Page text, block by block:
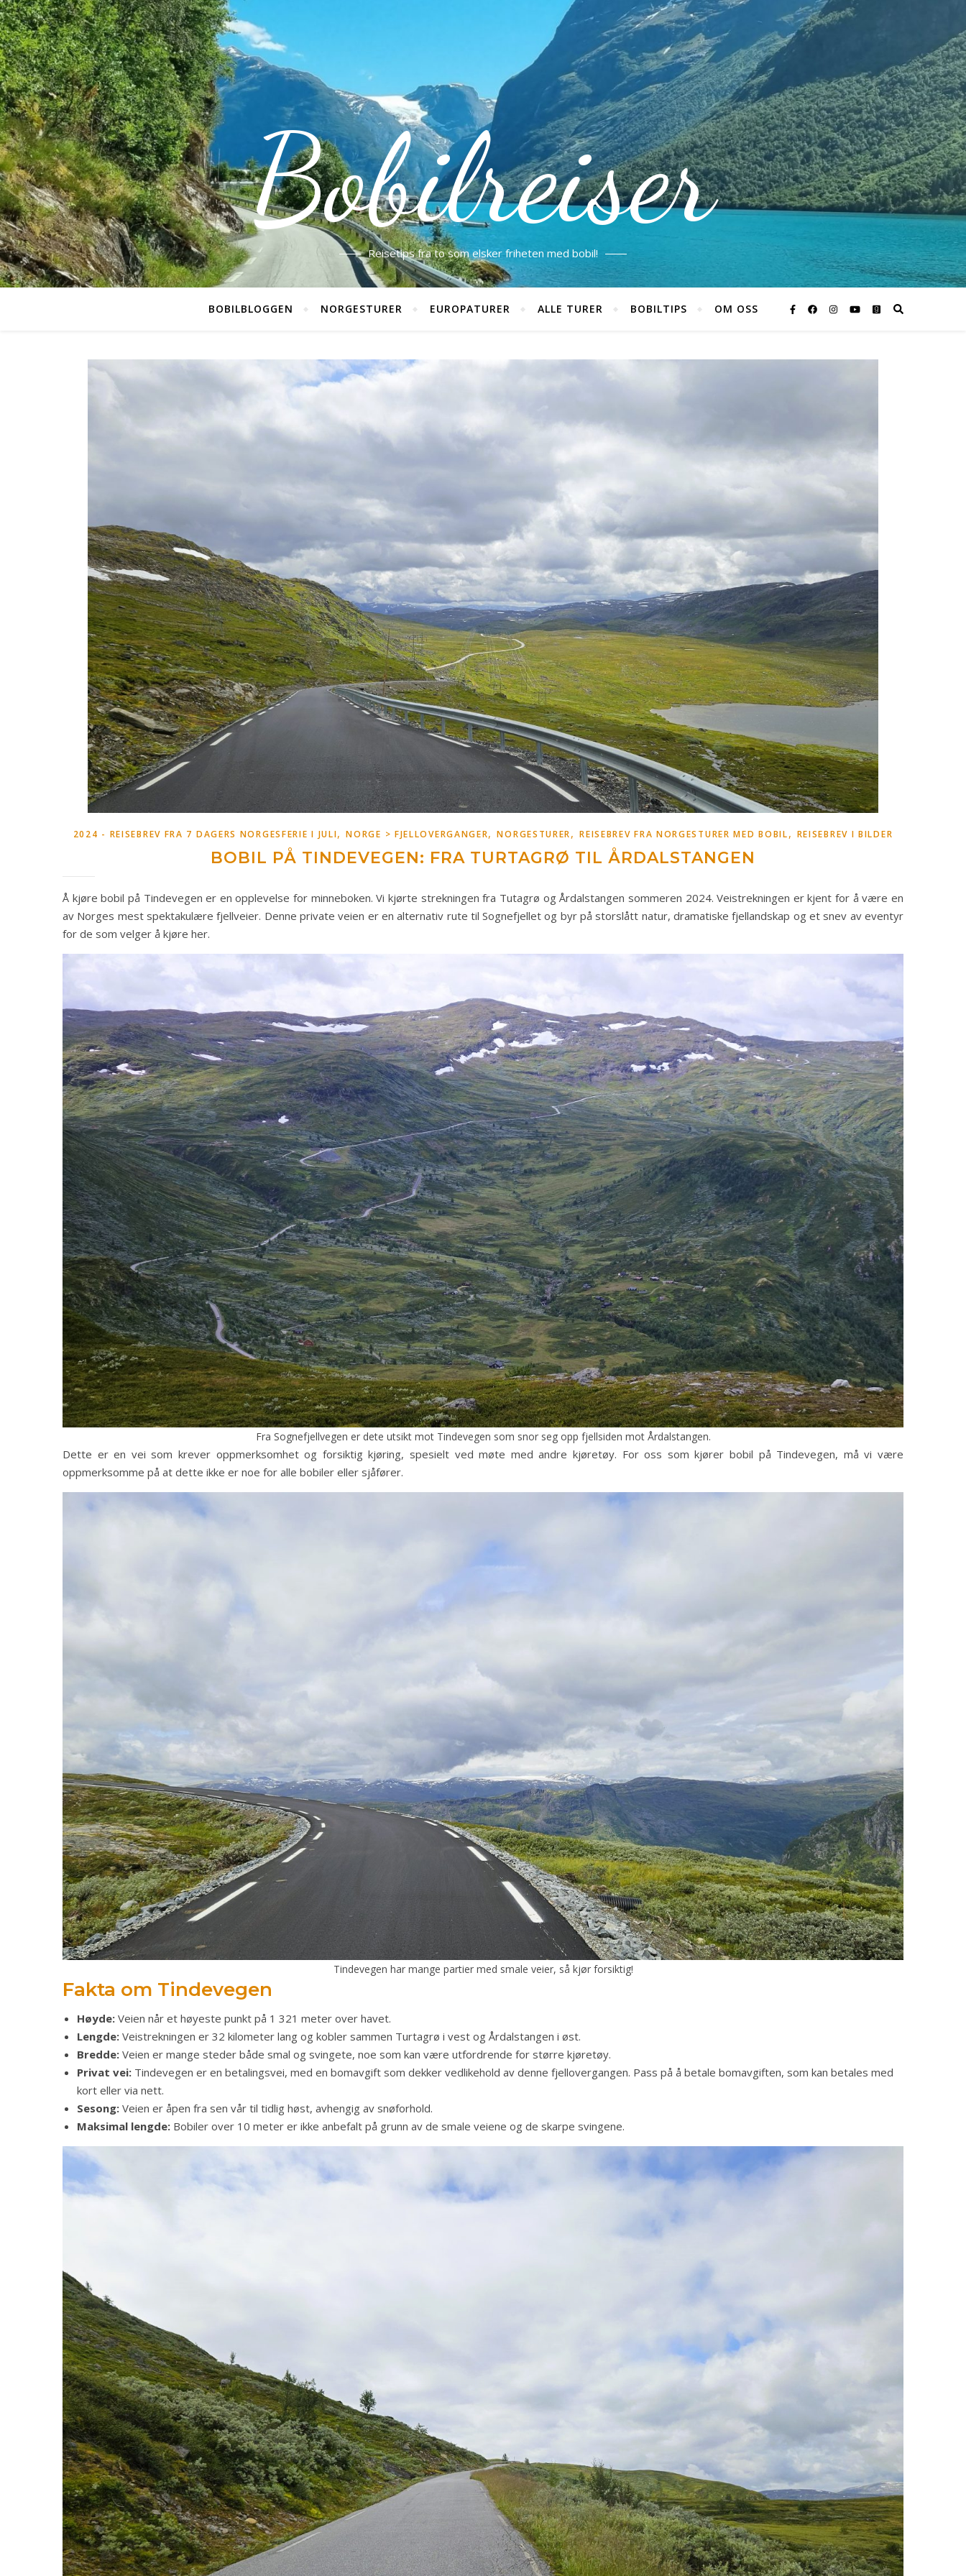
Bobilreiser
Reisetips fra to som elsker friheten med bobil!
BOBILBLOGGEN NORGESTURER EUROPATURER ALLE TURER BOBILTIPS OM OSS
2024 - REISEBREV FRA 7 DAGERS NORGESFERIE I JULI,NORGE > FJELLOVERGANGER,NORGESTURER,REISEBREV FRA NORGESTURER MED BOBIL, REISEBREV I BILDER
BOBIL PÅ TINDEVEGEN: FRA TURTAGRØ TIL ÅRDALSTANGEN
Å kjøre bobil på Tindevegen er en opplevelse for minneboken. Vi kjørte strekningen fra Tutagrø og Årdalstangen sommeren 2024. Veistrekningen er kjent for å være en
av Norges mest spektakulære fjellveier. Denne private veien er en alternativ rute til Sognefjellet og byr på storslått natur, dramatiske fjellandskap og et snev av eventyr
for de som velger å kjøre her.
Fra Sognefjellvegen er dete utsikt mot Tindevegen som snor seg opp fjellsiden mot Årdalstangen.
Dette er en vei som krever oppmerksomhet og forsiktig kjøring, spesielt ved møte med andre kjøretøy. For oss som kjører bobil på Tindevegen, må vi være
oppmerksomme på at dette ikke er noe for alle bobiler eller sjåfører.
Tindevegen har mange partier med smale veier, så kjør forsiktig!
Fakta om Tindevegen
Høyde: Veien når et høyeste punkt på 1 321 meter over havet.
Lengde: Veistrekningen er 32 kilometer lang og kobler sammen Turtagrø i vest og Årdalstangen i øst.
Bredde: Veien er mange steder både smal og svingete, noe som kan være utfordrende for større kjøretøy.
Privat vei: Tindevegen er en betalingsvei, med en bomavgift som dekker vedlikehold av denne fjellovergangen. Pass på å betale bomavgiften, som kan betales med
kort eller via nett.
Sesong: Veien er åpen fra sen vår til tidlig høst, avhengig av snøforhold.
Maksimal lengde: Bobiler over 10 meter er ikke anbefalt på grunn av de smale veiene og de skarpe svingene.